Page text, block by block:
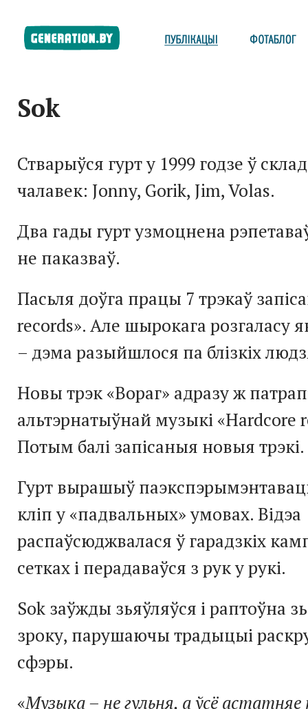
Sok
Стварыўся гурт у 1999 годзе ў
чалавек: Jonny, Gorik, Jim, Volas.
Два гады гурт узмоцнена
не паказваў.
Пасьля доўга працы 7 трэкаў
records». Але шырокага розгаласу
– дэма разыйшлося па блізкіх
Новы трэк «Вораг» адразу ж
альтэрнатыўнай музыкі «Hardcore
Потым балі запісаныя новыя трэкі.
Гурт вырашыў
кліп у «падвальных» умовах. Відэа
распаўсюджвалася ў гарадзкіх
сетках і перадаваўся з рук у рукі.
Sok заўжды зьяўляўся і раптоўна
зроку, парушаючы традыцыі
сфэры.
«Музыка – не гульня, а ўсё астатняе